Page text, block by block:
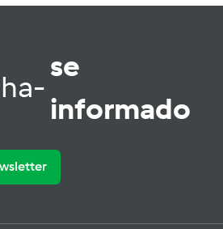
se
informado